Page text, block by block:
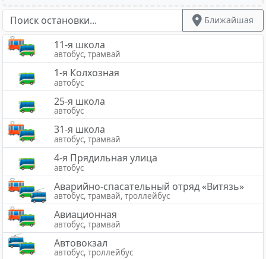
Ближайшая
11-я школа
автобус, трамвай
1-я Колхозная
автобус
25-я школа
автобус
31-я школа
автобус, трамвай
4-я Прядильная улица
автобус
Аварийно-спасательный отряд «Витязь»
автобус, трамвай, троллейбус
Авиационная
автобус, трамвай
Автовокзал
автобус, троллейбус